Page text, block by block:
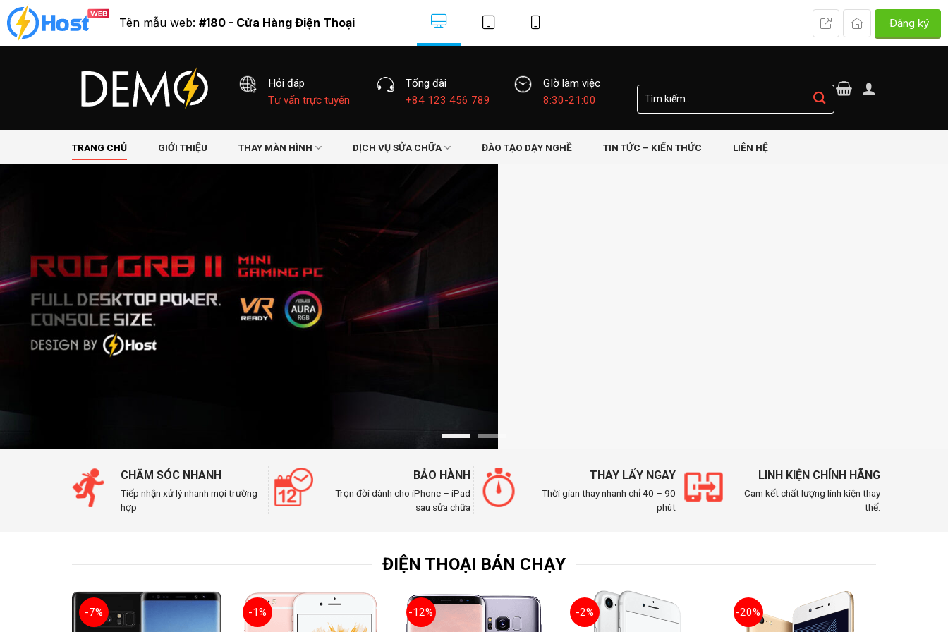
Tên mẫu web: #180 - Cửa Hàng Điện Thoại Đăng ký